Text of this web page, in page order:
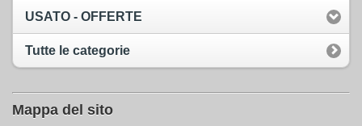
USATO - OFFERTE
Tutte le categorie
Mappa del sito